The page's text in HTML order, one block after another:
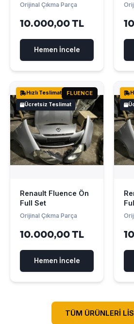
Orijinal Çıkma Parça
10.000,00 TL
Hemen İncele
Hızlı Teslimat
Ücretsiz Teslimat
FLUENCE
Renault Fluence Ön
Full Set
Orijinal Çıkma Parça
10.000,00 TL
Hemen İncele
TÜM ÜRÜNLERİ